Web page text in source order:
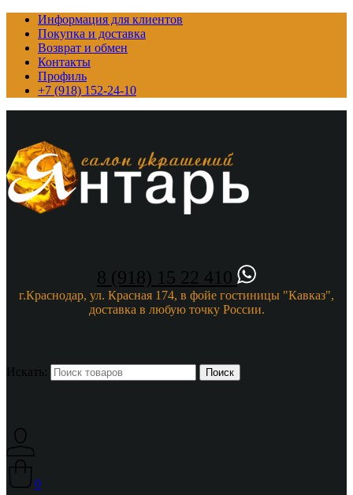
Информация для клиентов
Покупка и доставка
Возврат и обмен
Контакты
Профиль
+7 (918) 152-24-10
8 (918) 15 22 410
г.Краснодар, ул. Красная 174, в фойе гостиницы "Кавказ",
доставка в любую точку России.
Искать:
0